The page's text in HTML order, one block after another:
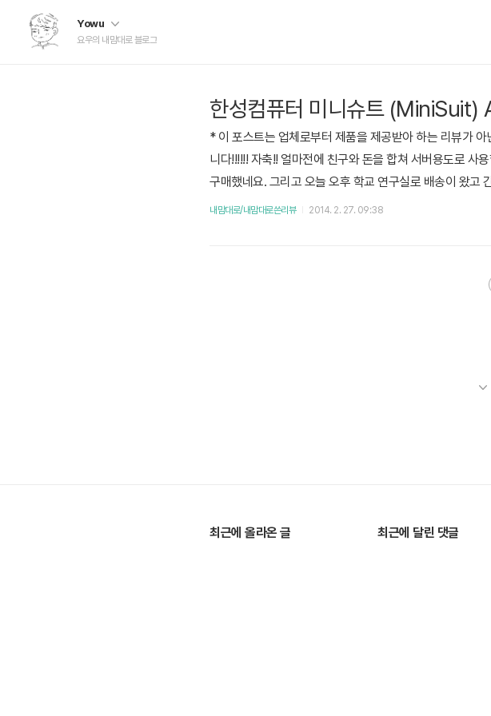
Yowu
요우의 내맘대로 블로그
한성컴퓨터 미니슈트 (MiniSuit)
* 이 포스트는 업체로부터 제품을 제공받아 하는 리뷰가
니다!!!!!! 자축!! 얼마전에 친구와 돈을 합쳐 서버용도로
구매했네요. 그리고 오늘 오후 학교 연구실로 배송이 왔고
게 배송이 왔습니다(왜 모자이크가 이상한데로 튀었지;;)
내맘대로/내맘대로쓴리뷰 2014. 2. 27. 09:38
최근에 올라온 글 최근에 달린 댓글